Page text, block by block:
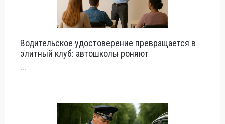
Водительское удостоверение превращается в
элитный клуб: автошколы роняют